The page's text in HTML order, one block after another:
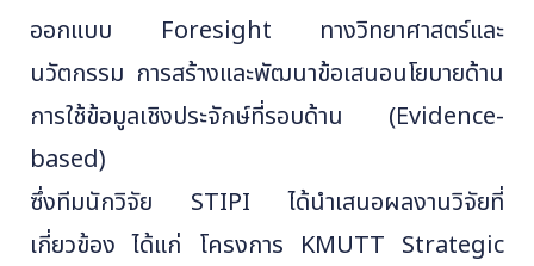
ออกแบบ Foresight ทางวิทยาศาสตร์และ
นวัตกรรม การสร้างและพัฒนาข้อเสนอนโยบายด้าน
การใช้ข้อมูลเชิงประจักษ์ที่รอบด้าน (Evidence-
based)
ซึ่งทีมนักวิจัย STIPI ได้นำเสนอผลงานวิจัยที่
เกี่ยวข้อง ได้แก่ โครงการ KMUTT Strategic